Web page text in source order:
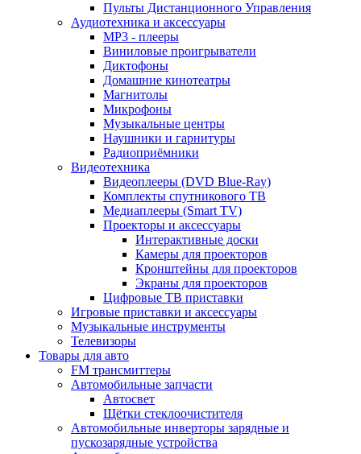
Пульты Дистанционного Управления
Аудиотехника и аксессуары
MP3 - плееры
Виниловые проигрыватели
Диктофоны
Домашние кинотеатры
Магнитолы
Микрофоны
Музыкальные центры
Наушники и гарнитуры
Радиоприёмники
Видеотехника
Видеоплееры (DVD Blue-Ray)
Комплекты спутникового ТВ
Медиаплееры (Smart TV)
Проекторы и аксессуары
Интерактивные доски
Камеры для проекторов
Кронштейны для проекторов
Экраны для проекторов
Цифровые ТВ приставки
Игровые приставки и аксессуары
Музыкальные инструменты
Телевизоры
Товары для авто
FM трансмиттеры
Автомобильные запчасти
Автосвет
Щётки стеклоочистителя
Автомобильные инверторы зарядные и
пускозарядные устройства